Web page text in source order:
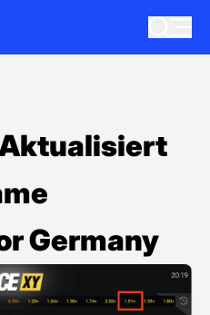
Aktualisiert
Germany